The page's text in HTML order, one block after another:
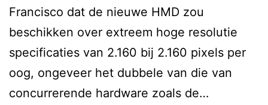
Francisco dat de nieuwe HMD zou
beschikken over extreem hoge resolutie
specificaties van 2.160 bij 2.160 pixels per
oog, ongeveer het dubbele van die van
concurrerende hardware zoals de…